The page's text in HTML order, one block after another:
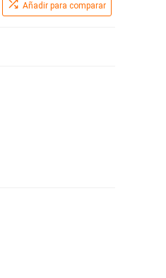
Añadir para comparar